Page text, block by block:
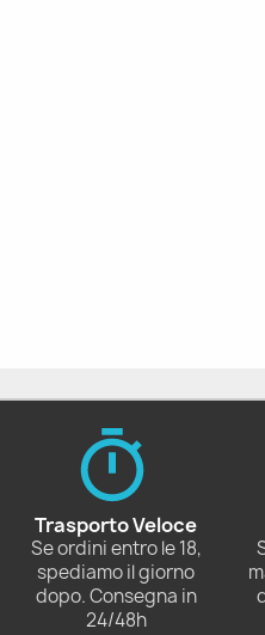
Trasporto Veloce
Se ordini entro le 18,
spediamo il giorno
dopo. Consegna in
24/48h